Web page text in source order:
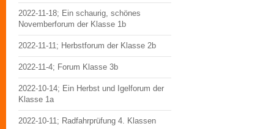
2022-11-18; Ein schaurig, schönes
Novemberforum der Klasse 1b
2022-11-11; Herbstforum der Klasse 2b
2022-11-4; Forum Klasse 3b
2022-10-14; Ein Herbst und Igelforum der
Klasse 1a
2022-10-11; Radfahrprüfung 4. Klassen